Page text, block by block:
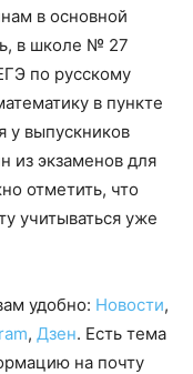
в основной
в школе № 27
по русскому
в пункте
у выпускников
из экзаменов для
отметить, что
учитываться уже
удобно: Новости,
, Дзен. Есть тема
на почту